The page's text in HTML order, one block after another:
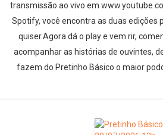
transmissão ao vivo em
Spotify, você encontra as duas edições
quiser.Agora dá o play e vem rir,
acompanhar as histórias de ouvintes,
fazem do Pretinho Básico o maior